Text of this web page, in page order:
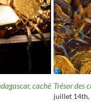
caché Trésor des
juillet 14th,